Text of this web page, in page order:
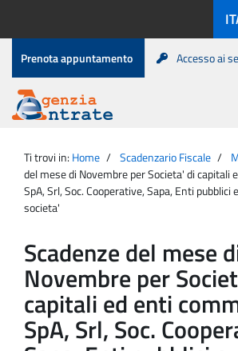
contenuto
Menu
di
servizio
Prenota appuntamento Accesso ai
Agenzia
Entrate
principale
Ti trovi in: Home Scadenzario Fiscale
del mese di Novembre per Societa' di capitali
SpA, Srl, Soc. Cooperative, Sapa, Enti
societa'
Scadenze del mese
Novembre per
capitali ed enti
SpA, Srl, Soc.